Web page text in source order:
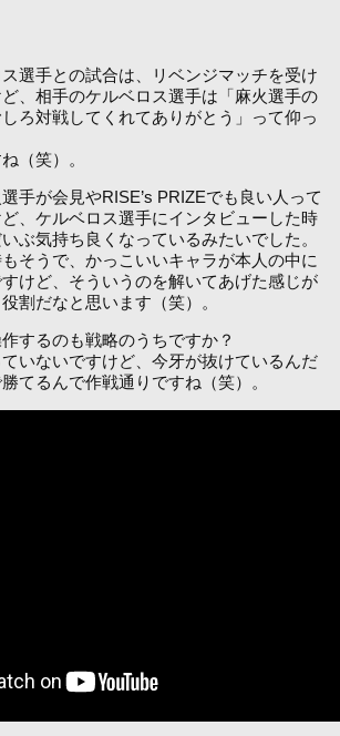
手との試合は、リベンジマッチを受け
、相手のケルベロス選手は「麻火選手の
ろ対戦してくれてありがとう」って仰っ
（笑）。
が会見やRISE’s PRIZEでも良い人って
、ケルベロス選手にインタビューした時
ぶ気持ち良くなっているみたいでした。
そうで、かっこいいキャラが本人の中に
けど、そういうのを解いてあげた感じが
割だなと思います（笑）。
るのも戦略のうちですか？
いないですけど、今牙が抜けているんだ
てるんで作戦通りですね（笑）。